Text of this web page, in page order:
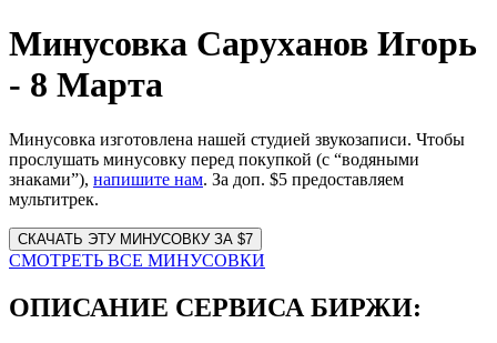
Минусовка Саруханов Игорь
- 8 Марта
Минусовка изготовлена нашей студией звукозаписи. Чтобы
прослушать минусовку перед покупкой (с “водяными
знаками”), напишите нам. За доп. $5 предоставляем
мультитрек.
Website
URL
СМОТРЕТЬ ВСЕ МИНУСОВКИ
ОПИСАНИЕ СЕРВИСА БИРЖИ: